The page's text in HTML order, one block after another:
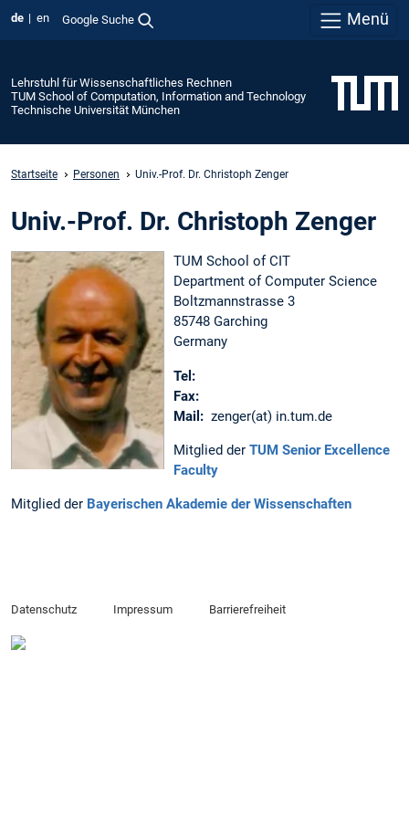
de en Google Suche Menü
Lehrstuhl für Wissenschaftliches Rechnen
TUM School of Computation, Information and Technology
Technische Universität München
Startseite Personen Univ.-Prof. Dr. Christoph Zenger
Univ.-Prof. Dr. Christoph Zenger
TUM School of CIT
Department of Computer Science
Boltzmannstrasse 3
85748 Garching
Germany
Tel:
Fax:
Mail: zenger(at) in.tum.de
Mitglied der TUM Senior Excellence
Faculty
Mitglied der Bayerischen Akademie der Wissenschaften
Datenschutz Impressum Barrierefreiheit